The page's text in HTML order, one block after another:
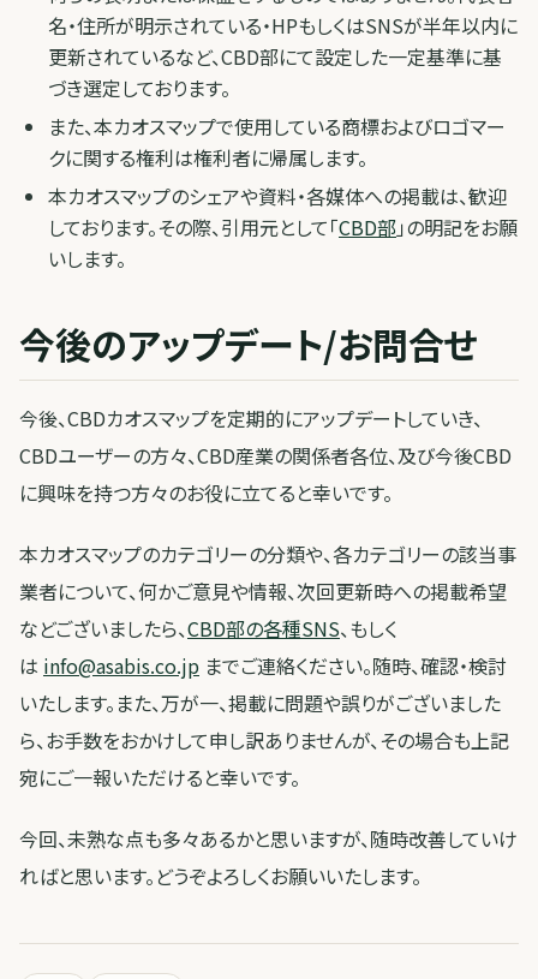
名・住所が明示されている・HPもしくはSNSが半年以内に
更新されているなど、CBD部にて設定した一定基準に基
づき選定しております。
また、本カオスマップで使用している商標およびロゴマー
クに関する権利は権利者に帰属します。
本カオスマップのシェアや資料・各媒体への掲載は、歓迎
しております。その際、引用元として「CBD部」の明記をお願
いします。
今後のアップデート/お問合せ
今後、CBDカオスマップを定期的にアップデートしていき、
CBDユーザーの方々、CBD産業の関係者各位、及び今後CBD
に興味を持つ方々のお役に立てると幸いです。
本カオスマップのカテゴリーの分類や、各カテゴリーの該当事
業者について、何かご意見や情報、次回更新時への掲載希望
などございましたら、CBD部の各種SNS、もしく
は info@asabis.co.jp までご連絡ください。随時、確認・検討
いたします。また、万が一、掲載に問題や誤りがございました
ら、お手数をおかけして申し訳ありませんが、その場合も上記
宛にご一報いただけると幸いです。
今回、未熟な点も多々あるかと思いますが、随時改善していけ
ればと思います。どうぞよろしくお願いいたします。